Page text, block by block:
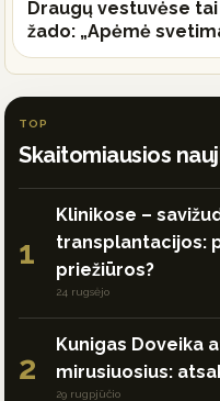
Draugų vestuvėse
žado: „Apėmė
TOP
Skaitomiausios
1
Klinikose –
transplantacijos:
priežiūros?
24 rugsėjo
2
Kunigas Doveika
mirusiuosius:
29 rugpjūčio